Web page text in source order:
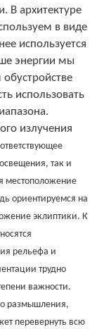
В архитектуре
в виде
используется
энергии мы
использовать
излучения
так и
местоположение
ориентируемся на
эклиптики. К
рельефа и
трудно
важности.
размышления,
перевернуть всю